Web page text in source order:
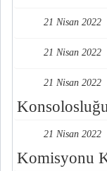
21 Nisan 2022
21 Nisan 2022
21 Nisan 2022
21 Nisan 2022
Komisyonu